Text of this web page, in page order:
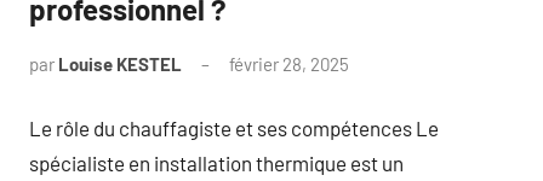
professionnel ?
par Louise KESTEL février 28, 2025
Le rôle du chauffagiste et ses compétences Le
spécialiste en installation thermique est un